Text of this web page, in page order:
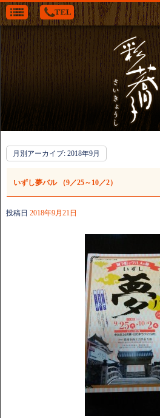
月別アーカイブ: 2018年9月
いずし夢バル （9／25～10／2）
投稿日 2018年9月21日